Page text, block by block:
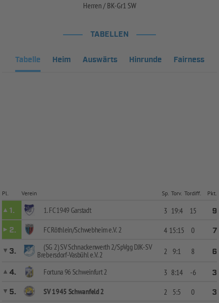
Herren / BK-Gr1 SW
TABELLEN
Tabelle Heim Auswärts Hinrunde Fairness
Pl. Verein Sp. Torv. Tordiff. Pkt.
1. 1. FC 1949 Garstadt 3 19:4 15
9
2.
FC Röthlein/Schwebheim e.V. 2 4 15:15 0
7
3.
(SG 2) SV Schnackenwerth 2/SpVgg DJK-SV
Brebersdorf-Vasbühl e.V. 2
2 9:1 8
6
4.
Fortuna 96 Schweinfurt 2 3 8:14 -6
3
5.
SV 1945 Schwanfeld 2 2 5:5 0
3